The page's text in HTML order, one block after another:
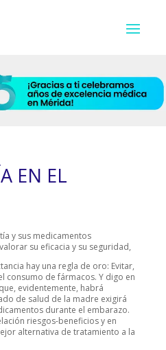
EN EL
y sus medicamentos
su eficacia y su seguridad,
hay una regla de oro: Evitar,
consumo de fármacos. Y digo en
evidentemente, habrá
de salud de la madre exigirá
durante el embarazo.
riesgos-beneficios y en
alternativa de tratamiento a la